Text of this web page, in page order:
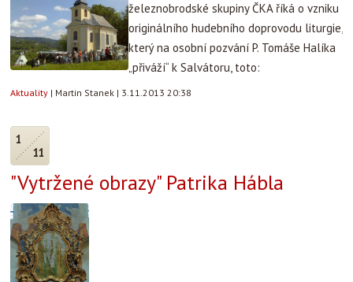
železnobrodské skupiny ČKA říká o vzniku
originálního hudebního doprovodu liturgie,
který na osobní pozvání P. Tomáše Halíka
„přiváží“ k Salvátoru, toto:
Aktuality | Martin Stanek | 3.11.2013 20:38
1
11
"Vytržené obrazy" Patrika Hábla